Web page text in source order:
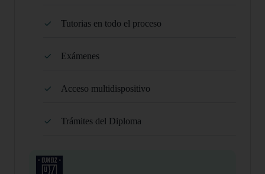
Tutorias en todo el proceso
Exámenes
Acceso multidispositivo
Trámites del Diploma